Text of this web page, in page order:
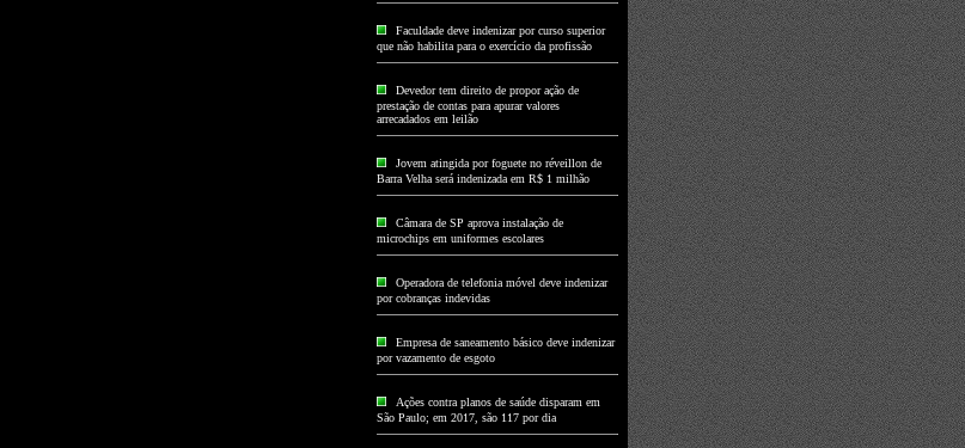
Faculdade deve indenizar por curso superior
que não habilita para o exercício da profissão
Devedor tem direito de propor ação de
prestação de contas para apurar valores
arrecadados em leilão
Jovem atingida por foguete no réveillon de
Barra Velha será indenizada em R$ 1 milhão
Câmara de SP aprova instalação de
microchips em uniformes escolares
Operadora de telefonia móvel deve indenizar
por cobranças indevidas
Empresa de saneamento básico deve indenizar
por vazamento de esgoto
Ações contra planos de saúde disparam em
São Paulo; em 2017, são 117 por dia